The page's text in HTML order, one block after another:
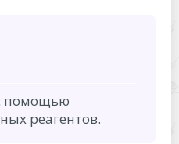
помощью
реагентов.